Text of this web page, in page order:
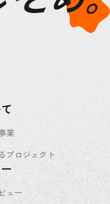
業
プロジェクト
ュー